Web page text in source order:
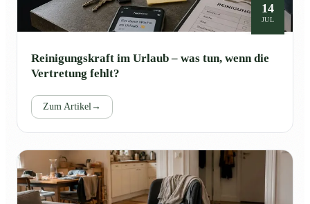
14
JUL
Reinigungskraft im Urlaub – was tun, wenn die
Vertretung fehlt?
Zum Artikel→